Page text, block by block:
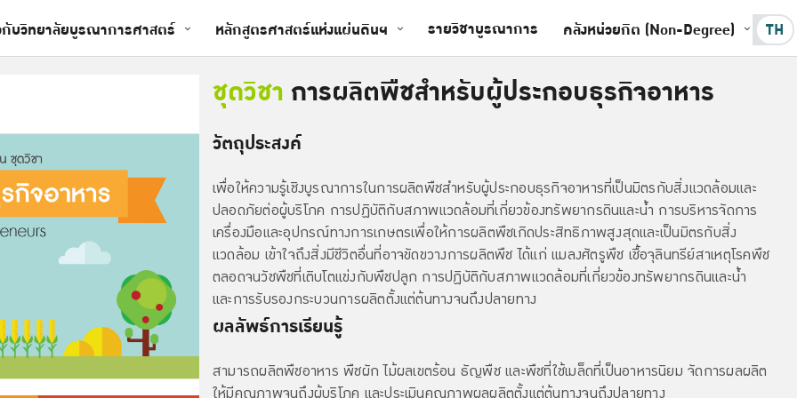
กับวิทยาลัยบูรณาการศาสตร์ หลักสูตรศาสตร์แห่งแผ่นดินฯ รายวิชาบูรณาการ คลังหน่วยกิต (Non-Degree) TH
ชุดวิชา การผลิตพืชสำหรับผู้ประกอบธุรกิจอาหาร
วัตถุประสงค์
เพื่อให้ความรู้เชิงบูรณาการในการผลิตพืชสำหรับผู้ประกอบธุรกิจอาหารที่เป็นมิตรกับสิ่งแวดล้อมและ
ปลอดภัยต่อผู้บริโภค การปฏิบัติกับสภาพแวดล้อมที่เกี่ยวข้องทรัพยากรดินและน้ำ การบริหารจัดการ
เครื่องมือและอุปกรณ์ทางการเกษตรเพื่อให้การผลิตพืชเกิดประสิทธิภาพสูงสุดและเป็นมิตรกับสิ่ง
แวดล้อม เข้าใจถึงสิ่งมีชีวิตอื่นที่อาจขัดขวางการผลิตพืช ได้แก่ แมลงศัตรูพืช เชื้อจุลินทรีย์สาเหตุโรคพืช
ตลอดจนวัชพืชที่เติบโตแข่งกับพืชปลูก การปฏิบัติกับสภาพแวดล้อมที่เกี่ยวข้องทรัพยากรดินและน้ำ
และการรับรองกระบวนการผลิตตั้งแต่ต้นทางจนถึงปลายทาง
ผลลัพธ์การเรียนรู้
สามารถผลิตพืชอาหาร พืชผัก ไม้ผลเขตร้อน ธัญพืช และพืชที่ใช้เมล็ดที่เป็นอาหารนิยม จัดการผลผลิต
ให้มีคุณภาพจนถึงผู้บริโภค และประเมินคุณภาพผลผลิตตั้งแต่ต้นทางจนถึงปลายทาง